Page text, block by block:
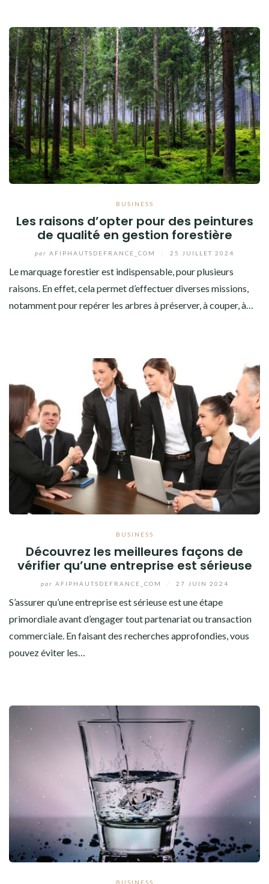
BUSINESS
Les raisons d’opter pour des peintures
de qualité en gestion forestière
par AFIPHAUTSDEFRANCE_COM 25 JUILLET 2024
Le marquage forestier est indispensable, pour plusieurs
raisons. En effet, cela permet d’effectuer diverses missions,
notamment pour repérer les arbres à préserver, à couper, à…
BUSINESS
Découvrez les meilleures façons de
vérifier qu’une entreprise est sérieuse
par AFIPHAUTSDEFRANCE_COM 27 JUIN 2024
S’assurer qu’une entreprise est sérieuse est une étape
primordiale avant d’engager tout partenariat ou transaction
commerciale. En faisant des recherches approfondies, vous
pouvez éviter les…
BUSINESS